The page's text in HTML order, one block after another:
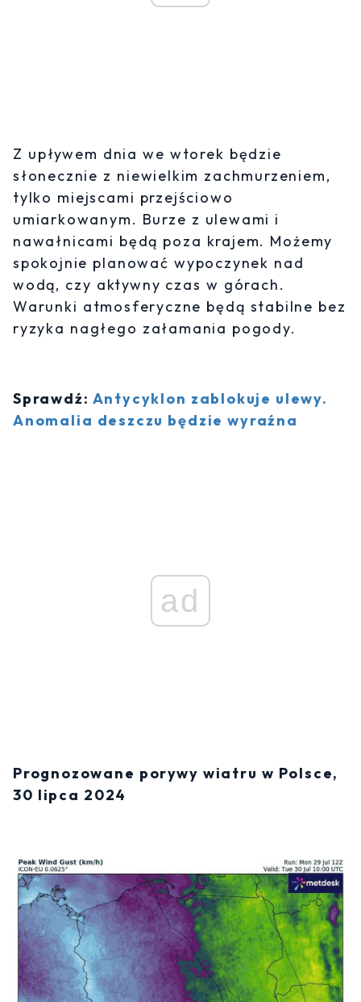
Z upływem dnia we wtorek będzie
słonecznie z niewielkim zachmurzeniem,
tylko miejscami przejściowo
umiarkowanym. Burze z ulewami i
nawałnicami będą poza krajem. Możemy
spokojnie planować wypoczynek nad
wodą, czy aktywny czas w górach.
Warunki atmosferyczne będą stabilne bez
ryzyka nagłego załamania pogody.
Sprawdź: Antycyklon zablokuje ulewy.
Anomalia deszczu będzie wyraźna
ad
Prognozowane porywy wiatru w Polsce,
30 lipca 2024